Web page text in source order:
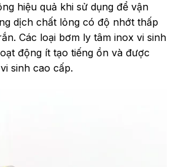
hiệu quả khi sử dụng để vận
dịch chất lỏng có độ nhớt thấp
Các loại bơm ly tâm inox vi sinh
động ít tạo tiếng ồn và được
sinh cao cấp.